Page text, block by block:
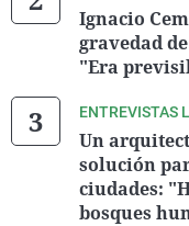
Ignacio
gravedad
"Era
ENTREVISTAS
Un
solución
ciudades:
bosques